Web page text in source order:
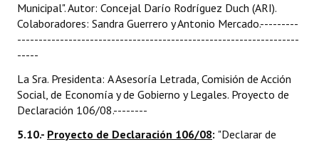
Municipal". Autor: Concejal Darío Rodríguez Duch (ARI).
Colaboradores: Sandra Guerrero y Antonio Mercado.---------
------------------------------------------------------------------
-----
La Sra. Presidenta: A Asesoría Letrada, Comisión de Acción
Social, de Economía y de Gobierno y Legales. Proyecto de
Declaración 106/08.--------
5.10.- Proyecto de Declaración 106/08: "Declarar de